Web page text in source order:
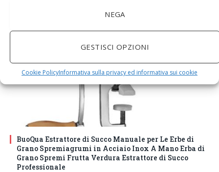
NEGA
GESTISCI OPZIONI
Cookie PolicyInformativa sulla privacy ed informativa sui cookie
BuoQua Estrattore di Succo Manuale per Le Erbe di
Grano Spremiagrumi in Acciaio Inox A Mano Erba di
Grano Spremi Frutta Verdura Estrattore di Succo
Professionale